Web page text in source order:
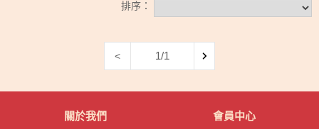
排序：
< 1/1
關於我們 會員中心